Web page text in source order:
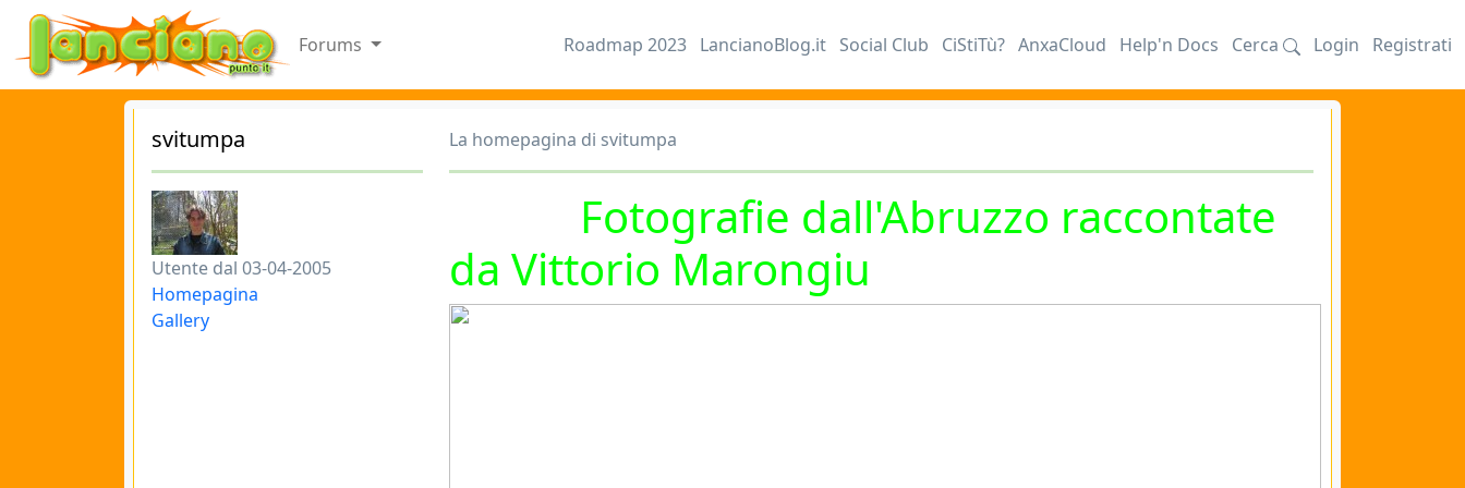
Forums Roadmap 2023 LancianoBlog.it Social Club CiStiTù? AnxaCloud Help'n Docs Cerca Login Registrati
svitumpa
Utente dal 03-04-2005
Homepagina
Gallery
La homepagina di svitumpa
Fotografie dall'Abruzzo raccontate
da Vittorio Marongiu